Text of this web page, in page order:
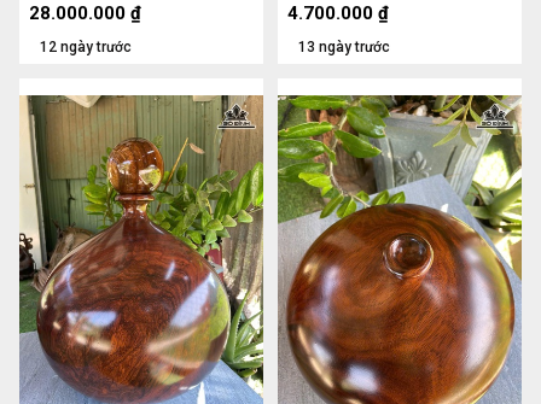
12 ngày trước
28.000.000 ₫
13 ngày trước
4.700.000 ₫